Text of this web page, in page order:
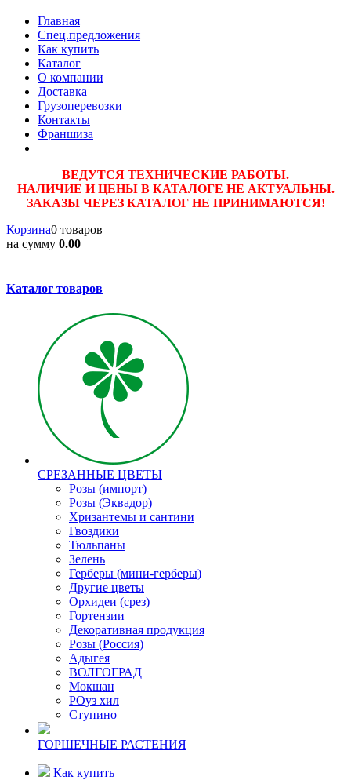
Главная
Спец.предложения
Как купить
Каталог
О компании
Доставка
Грузоперевозки
Контакты
Франшиза
ВЕДУТСЯ ТЕХНИЧЕСКИЕ РАБОТЫ.
НАЛИЧИЕ И ЦЕНЫ В КАТАЛОГЕ НЕ АКТУАЛЬНЫ.
ЗАКАЗЫ ЧЕРЕЗ КАТАЛОГ НЕ ПРИНИМАЮТСЯ!
Корзина0 товаров
на сумму 0.00
Каталог товаров
CPЕЗАННЫЕ ЦВЕТЫ
Розы (импорт)
Розы (Эквадор)
Хризантемы и сантини
Гвоздики
Тюльпаны
Зелень
Герберы (мини-герберы)
Другие цветы
Орхидеи (срез)
Гортензии
Декоративная продукция
Розы (Россия)
Адыгея
ВОЛГОГРАД
Мокшан
РОуз хил
Ступино
ГОРШЕЧНЫЕ РАСТЕНИЯ
Как купить